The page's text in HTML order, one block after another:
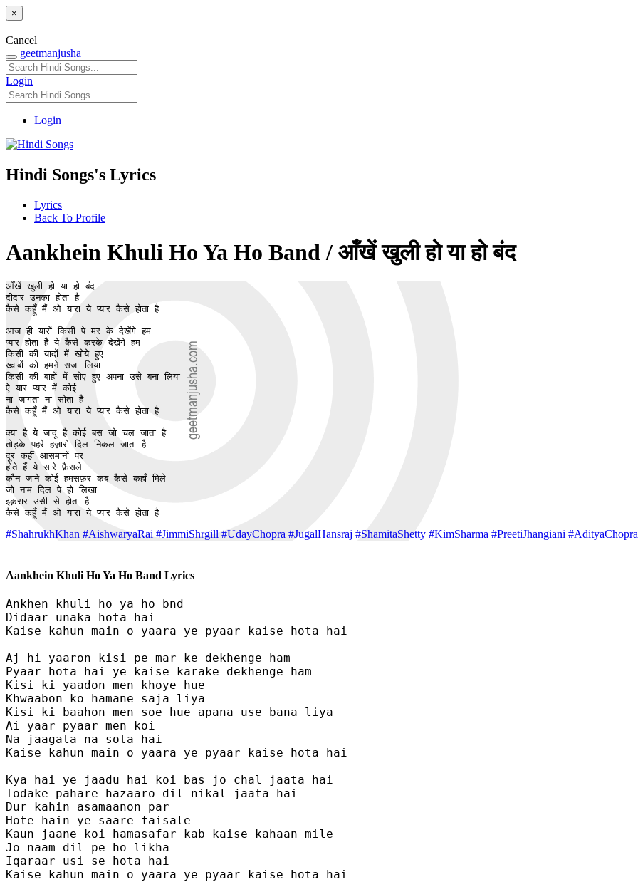
×
Cancel
geetmanjusha
Login
Login
Hindi Songs's Lyrics
Lyrics
Back To Profile
Aankhein Khuli Ho Ya Ho Band / आँखें खुली हो या हो बंद
आँखें खुली हो या हो बंद
दीदार उनका होता है
कैसे कहूँ मैं ओ यारा ये प्यार कैसे होता है
आज ही यारों किसी पे मर के देखेंगे हम
प्यार होता है ये कैसे करके देखेंगे हम
किसी की यादों में खोये हुए
ख्वाबों को हमने सजा लिया
किसी की बाहों में सोए हुए अपना उसे बना लिया
ऐ यार प्यार में कोई
ना जागता ना सोता है
कैसे कहूँ मैं ओ यारा ये प्यार कैसे होता है
क्या है ये जादू है कोई बस जो चल जाता है
तोड़के पहरे हज़ारो दिल निकल जाता है
दूर कहीं आसमानों पर
होते हैं ये सारे फ़ैसले
कौन जाने कोई हमसफ़र कब कैसे कहाँ मिले
जो नाम दिल पे हो लिखा
इक़रार उसी से होता है
कैसे कहूँ मैं ओ यारा ये प्यार कैसे होता है
#ShahrukhKhan #AishwaryaRai #JimmiShrgill #UdayChopra #JugalHansraj #ShamitaShetty #KimSharma #PreetiJhangiani #AdityaChopra
Aankhein Khuli Ho Ya Ho Band Lyrics
Ankhen khuli ho ya ho bnd
Didaar unaka hota hai
Kaise kahun main o yaara ye pyaar kaise hota hai
Aj hi yaaron kisi pe mar ke dekhenge ham
Pyaar hota hai ye kaise karake dekhenge ham
Kisi ki yaadon men khoye hue
Khwaabon ko hamane saja liya
Kisi ki baahon men soe hue apana use bana liya
Ai yaar pyaar men koi
Na jaagata na sota hai
Kaise kahun main o yaara ye pyaar kaise hota hai
Kya hai ye jaadu hai koi bas jo chal jaata hai
Todake pahare hazaaro dil nikal jaata hai
Dur kahin asamaanon par
Hote hain ye saare faisale
Kaun jaane koi hamasafar kab kaise kahaan mile
Jo naam dil pe ho likha
Iqaraar usi se hota hai
Kaise kahun main o yaara ye pyaar kaise hota hai